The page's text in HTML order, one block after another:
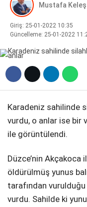
KÜLÜR – SANAT
MAGAZIN
SAĞLIK
POLITIKA
Mustafa Keleş
Giriş: 25-01-2022 10:35
Güncelleme: 25-01-2022
Karadeniz sahilinde
vurdu, o anlar ise bir
ile görüntülendi.
Düzce’nin Akçakoca
öldürülmüş yunus
tarafından
vurdu. Sahilde ki